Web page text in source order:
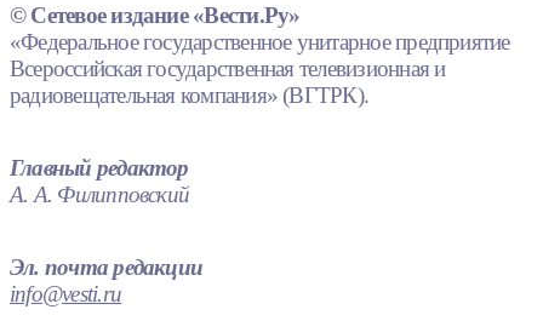
© Сетевое издание «Вести.Ру»
«Федеральное государственное унитарное предприятие
Всероссийская государственная телевизионная и
радиовещательная компания» (ВГТРК).
Главный редактор
А. А. Филипповский
Эл. почта редакции
info@vesti.ru